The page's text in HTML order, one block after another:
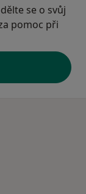
se o svůj
pomoc při